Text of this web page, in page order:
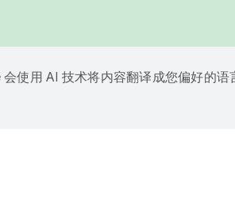
使用 AI 技术将内容翻译成您偏好的语